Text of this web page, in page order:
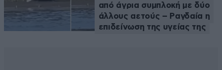
από άγρια συμπλοκή με δύο
άλλους αετούς – Ραγδαία η
επιδείνωση της υγείας της